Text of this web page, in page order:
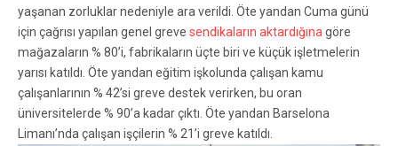
yaşanan zorluklar nedeniyle ara verildi. Öte yandan Cuma günü
için çağrısı yapılan genel greve sendikaların aktardığınagöre
mağazaların % 80’i, fabrikaların üçte biri ve küçük işletmelerin
yarısı katıldı. Öte yandan eğitim işkolunda çalışan kamu
çalışanlarının % 42’si greve destek verirken, bu oran
üniversitelerde % 90’a kadar çıktı. Öte yandan Barselona
Limanı’nda çalışan işçilerin % 21’i greve katıldı.